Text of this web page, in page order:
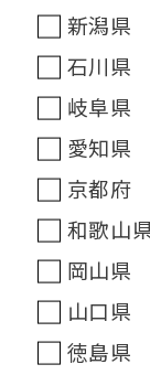
新潟県
石川県
岐阜県
愛知県
京都府
和歌山
岡山県
山口県
徳島県